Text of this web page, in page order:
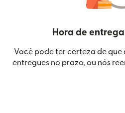
Hora de
Você pode ter certeza de que
entregues no prazo, ou nós